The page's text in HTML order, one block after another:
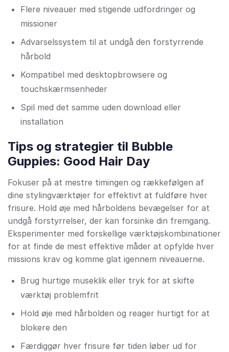
Flere niveauer med stigende udfordringer og
missioner
Advarselssystem til at undgå den forstyrrende
hårbold
Kompatibel med desktopbrowsere og
touchskærmsenheder
Spil med det samme uden download eller
installation
Tips og strategier til Bubble
Guppies: Good Hair Day
Fokuser på at mestre timingen og rækkefølgen af
dine stylingværktøjer for effektivt at fuldføre hver
frisure. Hold øje med hårboldens bevægelser for at
undgå forstyrrelser, der kan forsinke din fremgang.
Eksperimenter med forskellige værktøjskombinationer
for at finde de mest effektive måder at opfylde hver
missions krav og komme glat igennem niveauerne.
Brug hurtige museklik eller tryk for at skifte
værktøj problemfrit
Hold øje med hårbolden og reager hurtigt for at
blokere den
Færdiggør hver frisure før tiden løber ud for